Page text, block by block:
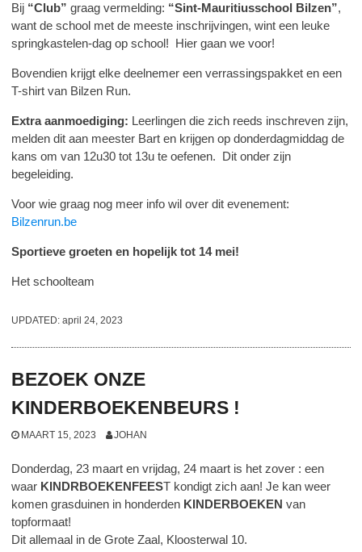
Bij “Club”graag vermelding: “Sint-Mauritiusschool Bilzen”,
want de school met de meeste inschrijvingen, wint een leuke
springkastelen-dag op school! Hier gaan we voor!
Bovendien krijgt elke deelnemer een verrassingspakket en een
T-shirt van Bilzen Run.
Extra aanmoediging: Leerlingen die zich reeds inschreven zijn,
melden dit aan meester Bart en krijgen op donderdagmiddag de
kans om van 12u30 tot 13u te oefenen. Dit onder zijn
begeleiding.
Voor wie graag nog meer info wil over dit evenement:
Bilzenrun.be
Sportieve groeten en hopelijk tot 14 mei!
Het schoolteam
UPDATED:april 24, 2023
BEZOEK ONZE
KINDERBOEKENBEURS !
MAART 15, 2023 JOHAN
Donderdag, 23 maart en vrijdag, 24 maart is het zover : een
waar KINDRBOEKENFEEST kondigt zich aan! Je kan weer
komen grasduinen in honderden KINDERBOEKEN van
topformaat!
Dit allemaal in de Grote Zaal, Kloosterwal 10.